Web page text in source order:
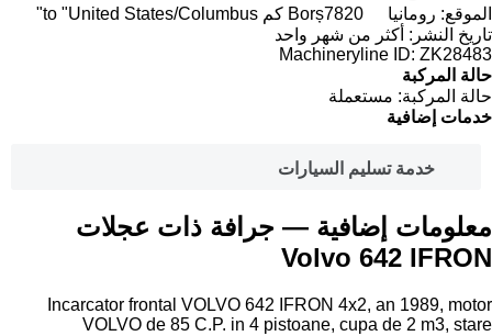
الموقع: رومانيا Borș7820 كم to "United States/Columbus"
تاريخ النشر: أكثر من شهر واحد
Machineryline ID: ZK28483
حالة المركبة
حالة المركبة: مستعملة
خدمات إضافية
خدمة تسليم السيارات
معلومات إضافية — جرافة ذات عجلات
Volvo 642 IFRON
Incarcator frontal VOLVO 642 IFRON 4x2, an 1989, motor
VOLVO de 85 C.P. in 4 pistoane, cupa de 2 m3, stare